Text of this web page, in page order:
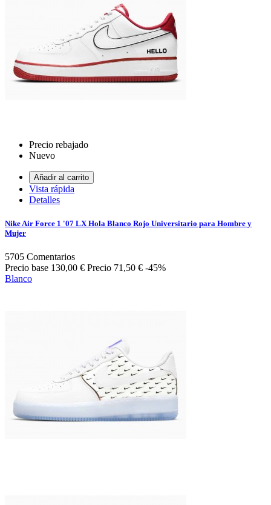
Precio rebajado
Nuevo
Añadir al carrito
Vista rápida
Detalles
Nike Air Force 1 '07 LX Hola Blanco Rojo Universitario para Hombre y
Mujer
5705 Comentarios
Precio base 130,00 € Precio 71,50 € -45%
Blanco